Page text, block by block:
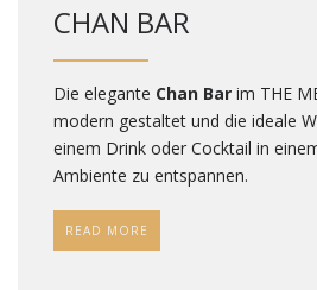
CHAN BAR
Die elegante Chan Bar im THE
modern gestaltet und die ideale
einem Drink oder Cocktail in
Ambiente zu entspannen.
READ MORE